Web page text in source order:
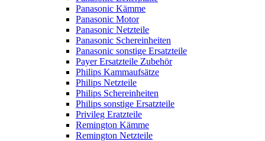
Panasonic Kämme
Panasonic Motor
Panasonic Netzteile
Panasonic Schereinheiten
Panasonic sonstige Ersatzteile
Payer Ersatzteile Zubehör
Philips Kammaufsätze
Philips Netzteile
Philips Schereinheiten
Philips sonstige Ersatzteile
Privileg Eratzteile
Remington Kämme
Remington Netzteile